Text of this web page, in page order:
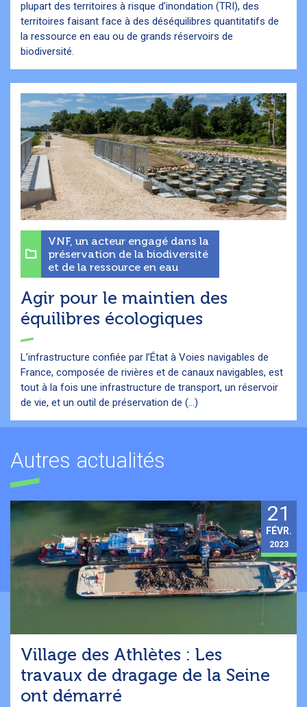
plupart des territoires à risque d’inondation (TRI), des
territoires faisant face à des déséquilibres quantitatifs de
la ressource en eau ou de grands réservoirs de
biodiversité.
Agir pour le maintien des
équilibres écologiques
L’infrastructure confiée par l’État à Voies navigables de
France, composée de rivières et de canaux navigables, est
tout à la fois une infrastructure de transport, un réservoir
de vie, et un outil de préservation de (...)
VNF, un acteur engagé dans la
préservation de la biodiversité
et de la ressource en eau
Autres actualités
Village des Athlètes : Les
travaux de dragage de la Seine
ont démarré
21
FÉVR.
2023